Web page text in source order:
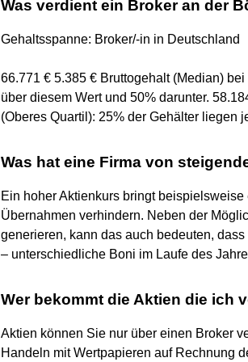
Was verdient ein Broker an der
Gehaltsspanne: Broker/-in in Deutschland
66.771 € 5.385 € Bruttogehalt (Median)
über diesem Wert und 50% darunter.
(Oberes Quartil): 25% der Gehälter liegen
Was hat eine Firma von
Ein hoher Aktienkurs bringt
Übernahmen verhindern. Neben der
generieren, kann das auch bedeuten,
– unterschiedliche Boni im Laufe des
Wer bekommt die Aktien die ich
Aktien können Sie nur über einen Broker
Handeln mit Wertpapieren auf Rechnung